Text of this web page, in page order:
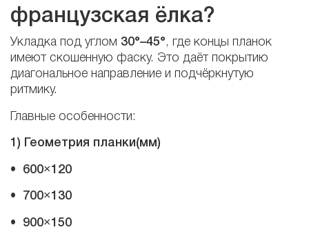
французская ёлка?
Укладка под углом 30°–45°, где концы планок
имеют скошенную фаску. Это даёт покрытию
диагональное направление и подчёркнутую
ритмику.
Главные особенности:
1) Геометрия планки(мм)
• 600×120
• 700×130
• 900×150